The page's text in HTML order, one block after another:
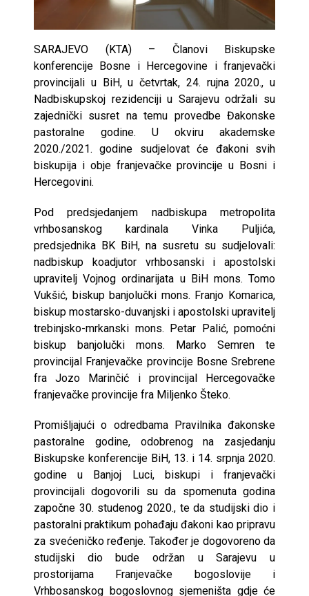
SARAJEVO (KTA) – Članovi Biskupske
konferencije Bosne i Hercegovine i franjevački
provincijali u BiH, u četvrtak, 24. rujna 2020., u
Nadbiskupskoj rezidenciji u Sarajevu održali su
zajednički susret na temu provedbe Đakonske
pastoralne godine. U okviru akademske
2020./2021. godine sudjelovat će đakoni svih
biskupija i obje franjevačke provincije u Bosni i
Hercegovini.
Pod predsjedanjem nadbiskupa metropolita
vrhbosanskog kardinala Vinka Puljića,
predsjednika BK BiH, na susretu su sudjelovali:
nadbiskup koadjutor vrhbosanski i apostolski
upravitelj Vojnog ordinarijata u BiH mons. Tomo
Vukšić, biskup banjolučki mons. Franjo Komarica,
biskup mostarsko-duvanjski i apostolski upravitelj
trebinjsko-mrkanski mons. Petar Palić, pomoćni
biskup banjolučki mons. Marko Semren te
provincijal Franjevačke provincije Bosne Srebrene
fra Jozo Marinčić i provincijal Hercegovačke
franjevačke provincije fra Miljenko Šteko.
Promišljajući o odredbama Pravilnika đakonske
pastoralne godine, odobrenog na zasjedanju
Biskupske konferencije BiH, 13. i 14. srpnja 2020.
godine u Banjoj Luci, biskupi i franjevački
provincijali dogovorili su da spomenuta godina
započne 30. studenog 2020., te da studijski dio i
pastoralni praktikum pohađaju đakoni kao pripravu
za svećeničko ređenje. Također je dogovoreno da
studijski dio bude održan u Sarajevu u
prostorijama Franjevačke bogoslovije i
Vrhbosanskog bogoslovnog sjemeništa gdje će